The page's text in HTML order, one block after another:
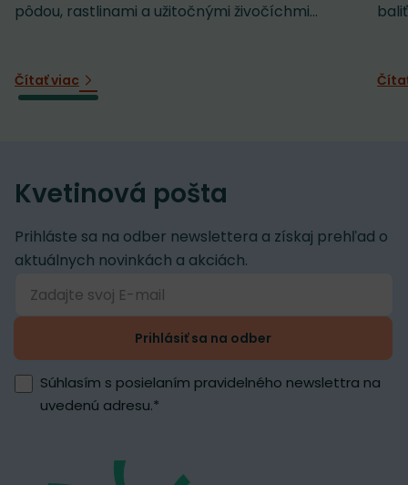
pôdou, rastlinami a užitočnými živočíchmi...
Čítať viac
Kvetinová pošta
Prihláste sa na odber newslettera a získaj prehľad o
aktuálnych novinkách a akciách.
Prihlásiť sa na odber
Súhlasím s posielaním pravidelného newslettra na
uvedenú adresu.*